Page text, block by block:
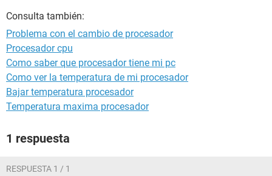
Consulta también:
Problema con el cambio de procesador
Procesador cpu
Como saber que procesador tiene mi pc
Como ver la temperatura de mi procesador
Bajar temperatura procesador
Temperatura maxima procesador
1 respuesta
RESPUESTA 1 / 1